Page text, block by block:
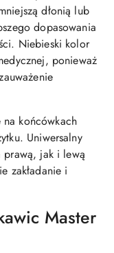
dłonią lub
dopasowania
Niebieski kolor
ponieważ
na końcówkach
Uniwersalny
prawą, jak i lewą
zakładanie i
Master